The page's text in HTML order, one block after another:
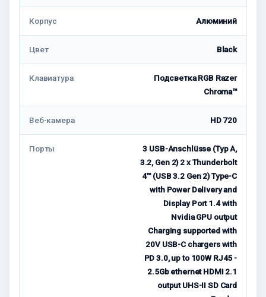
Корпус Алюминий
Цвет Black
Клавиатура
Подсветка RGB Razer
Chroma™
Веб-камера HD 720
Порты
3 USB-Anschlüsse (Typ A,
3.2, Gen 2) 2 x Thunderbolt
4™ (USB 3.2 Gen 2) Type-C
with Power Delivery and
Display Port 1.4 with
Nvidia GPU output
Charging supported with
20V USB-C chargers with
PD 3.0, up to 100W RJ45 -
2.5Gb ethernet HDMI 2.1
output UHS-II SD Card